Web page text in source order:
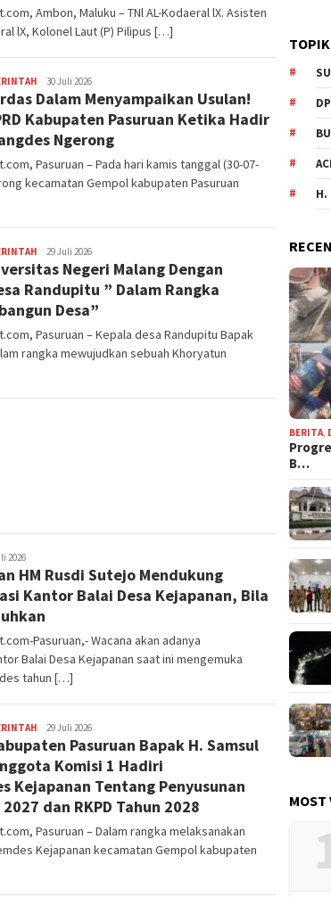
Ambon, Maluku – TNl AL-Kodaeral lX. Asisten
lX, Kolonel Laut (P) Pilipus […]
Editor
Pasuruan
30 Juli 2026
Dalam Menyampaikan Usulan!
Kabupaten Pasuruan Ketika Hadir
Ngerong
Pasuruan – Pada hari kamis tanggal (30-07-
kecamatan Gempol kabupaten Pasuruan
Editor
Pasuruan
29 Juli 2026
Negeri Malang Dengan
Randupitu ” Dalam Rangka
Desa”
Pasuruan – Kepala desa Randupitu Bapak
rangka mewujudkan sebuah Khoryatun
2026
HM Rusdi Sutejo Mendukung
Kantor Balai Desa Kejapanan, Bila
Pasuruan,- Wacana akan adanya
Balai Desa Kejapanan saat ini mengemuka
tahun […]
Editor
Pasuruan
29 Juli 2026
Pasuruan Bapak H. Samsul
Komisi 1 Hadiri
Kejapanan Tentang Penyusunan
2027 dan RKPD Tahun 2028
Pasuruan – Dalam rangka melaksanakan
Kejapanan kecamatan Gempol kabupaten
H.
BERITA,
B…
MOST